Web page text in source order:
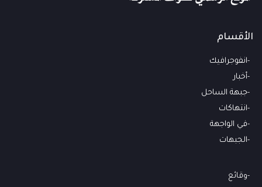
الأقسام
انفوجرافيك
أخبار
جبهة الساحل
انتهاكات
في الواجهة
الجبهات
وقائع